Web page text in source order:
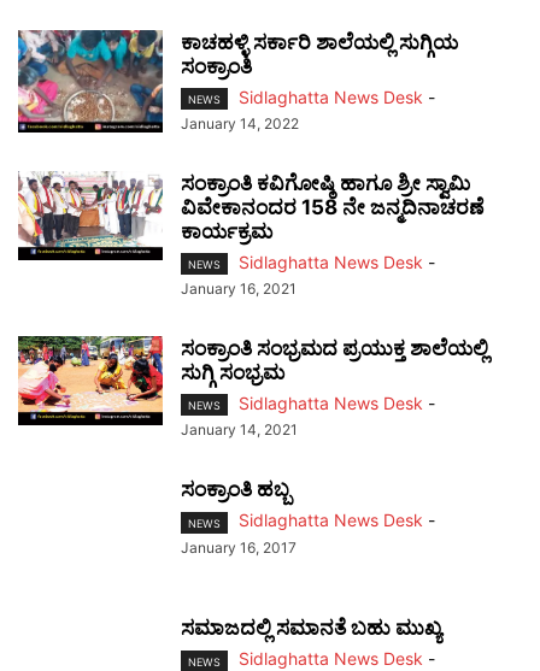
ಕಾಚಹಳ್ಳಿ ಸರ್ಕಾರಿ ಶಾಲೆಯಲ್ಲಿ ಸುಗ್ಗಿಯ
ಸಂಕ್ರಾಂತಿ
NEWS Sidlaghatta News Desk -
January 14, 2022
ಸಂಕ್ರಾಂತಿ ಕವಿಗೋಷ್ಠಿ ಹಾಗೂ ಶ್ರೀ ಸ್ವಾಮಿ
ವಿವೇಕಾನಂದರ 158 ನೇ ಜನ್ಮದಿನಾಚರಣೆ
ಕಾರ್ಯಕ್ರಮ
NEWS Sidlaghatta News Desk -
January 16, 2021
ಸಂಕ್ರಾಂತಿ ಸಂಭ್ರಮದ ಪ್ರಯುಕ್ತ ಶಾಲೆಯಲ್ಲಿ
ಸುಗ್ಗಿ ಸಂಭ್ರಮ
NEWS Sidlaghatta News Desk -
January 14, 2021
ಸಂಕ್ರಾಂತಿ ಹಬ್ಬ
NEWS Sidlaghatta News Desk -
January 16, 2017
ಸಮಾಜದಲ್ಲಿ ಸಮಾನತೆ ಬಹು ಮುಖ್ಯ
NEWS Sidlaghatta News Desk -